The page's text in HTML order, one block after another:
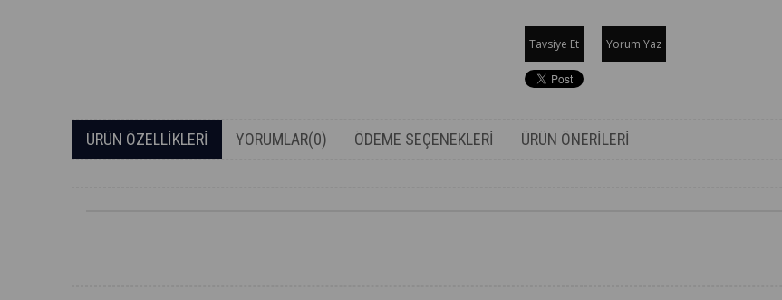
Tavsiye Et Yorum Yaz
ÜRÜN ÖZELLIKLERI YORUMLAR(0) ÖDEME SEÇENEKLERI ÜRÜN ÖNERILERI